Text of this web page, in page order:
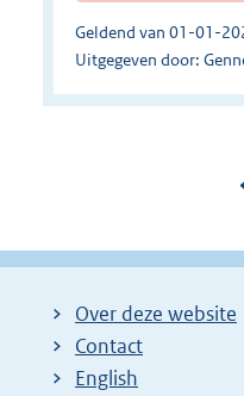
Geldend van 01-01-
Uitgegeven door:
Over deze website
Contact
English